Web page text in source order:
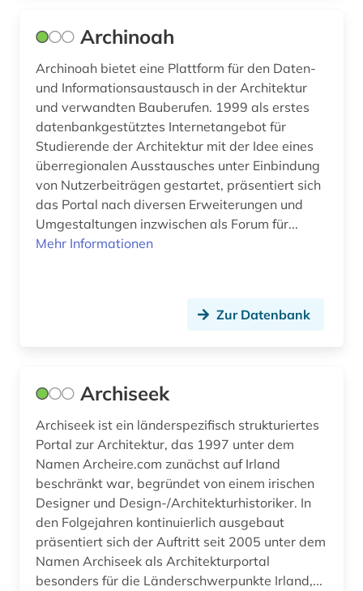
ejournals (1)
elearning (2)
elektronik (4)
elektronisches buch (34)
elektrotechnik (6)
energieeffizienz (2)
energieeinsparung (3)
energieeinsparverordnung (1)
energietechnik (4)
engineering (1)
england (2)
Archinoah
Archinoah bietet eine Plattform für den Daten-
und Informationsaustausch in der Architektur
und verwandten Bauberufen. 1999 als erstes
datenbankgestütztes Internetangebot für
Studierende der Architektur mit der Idee eines
überregionalen Ausstausches unter Einbindung
von Nutzerbeiträgen gestartet, präsentiert sich
das Portal nach diversen Erweiterungen und
Umgestaltungen inzwischen als Forum für...
Mehr Informationen
Zur Datenbank
Archiseek
Archiseek ist ein länderspezifisch strukturiertes
Portal zur Architektur, das 1997 unter dem
Namen Archeire.com zunächst auf Irland
beschränkt war, begründet von einem irischen
Designer und Design-/Architekturhistoriker. In
den Folgejahren kontinuierlich ausgebaut
präsentiert sich der Auftritt seit 2005 unter dem
Namen Archiseek als Architekturportal
besonders für die Länderschwerpunkte Irland,...